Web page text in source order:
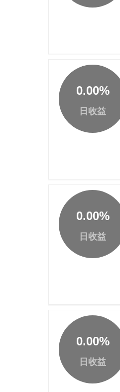
0.00%
日收益
0.00%
日收益
0.00%
日收益